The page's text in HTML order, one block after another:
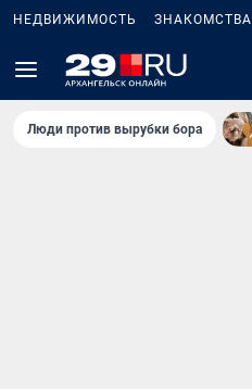
НЕДВИЖИМОСТЬ ЗНАКОМСТВА
Люди против вырубки бора